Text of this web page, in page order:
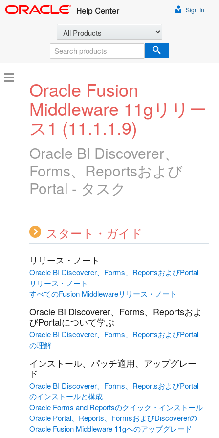
Sign In
Select a product
Oracle Fusion
Middleware 11gリリー
ス1 (11.1.1.9)
Oracle BI Discoverer、
Forms、Reportsおよび
Portal - タスク
スタート・ガイド
リリース・ノート
Oracle BI Discoverer、Forms、ReportsおよびPortal
リリース・ノート
すべてのFusion Middlewareリリース・ノート
Oracle BI Discoverer、Forms、Reportsおよ
びPortalについて学ぶ
Oracle BI Discoverer、Forms、ReportsおよびPortal
の理解
インストール、パッチ適用、アップグレー
ド
Oracle BI Discoverer、Forms、ReportsおよびPortal
のインストールと構成
Oracle Forms and Reportsのクイック・インストール
Oracle Portal、Reports、FormsおよびDiscovererの
Oracle Fusion Middleware 11gへのアップグレード